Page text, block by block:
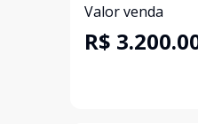
Valor venda
R$